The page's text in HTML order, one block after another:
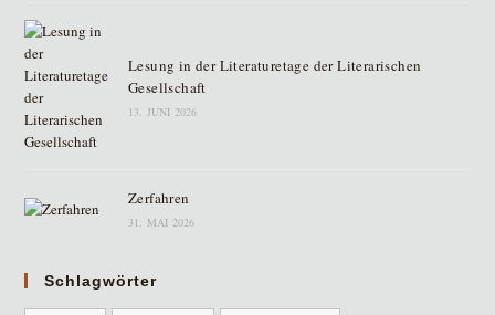
Lesung in der Literaturetage der Literarischen
Gesellschaft
13. JUNI 2026
Zerfahren
31. MAI 2026
Schlagwörter